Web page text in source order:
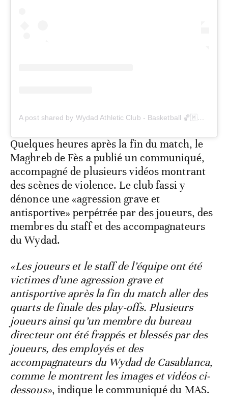
A post shared by Wydad Athletic Club - Basketball 🏀🇲🇦 (@wacbasketball)
Quelques heures après la fin du match, le
Maghreb de Fès a publié un communiqué,
accompagné de plusieurs vidéos montrant
des scènes de violence. Le club fassi y
dénonce une «agression grave et
antisportive» perpétrée par des joueurs, des
membres du staff et des accompagnateurs
du Wydad.
«Les joueurs et le staff de l’équipe ont été
victimes d’une agression grave et
antisportive après la fin du match aller des
quarts de finale des play-offs. Plusieurs
joueurs ainsi qu’un membre du bureau
directeur ont été frappés et blessés par des
joueurs, des employés et des
accompagnateurs du Wydad de Casablanca,
comme le montrent les images et vidéos ci-
dessous», indique le communiqué du MAS.